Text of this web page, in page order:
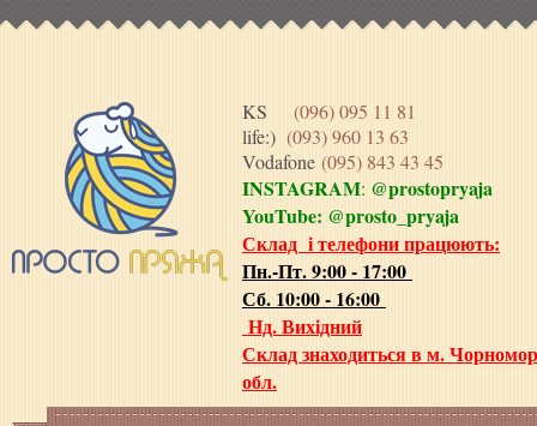
KS (096) 095 11 81
life:) (093) 960 13 63
Vodafone (095) 843 43 45
INSTAGRAM: @prostopryaja
YouTube: @prosto_pryaja
Склад і телефони працюють:
Пн.-Пт. 9:00 - 17:00
Сб. 10:00 - 16:00
Нд. Вихідний
Склад знаходиться в м.
обл.